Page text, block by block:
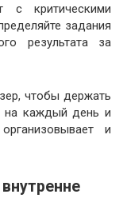
с критическими
задания
результата за
чтобы держать
на каждый день и
и